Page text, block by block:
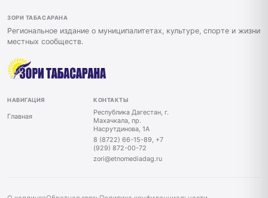
ЗОРИ ТАБАСАРАНА
Региональное издание о муниципалитетах, культуре, спорте и жизни
местных сообществ.
НАВИГАЦИЯ
Главная
КОНТАКТЫ
Республика Дагестан, г.
Махачкала, пр.
Насрутдинова, 1А
8 (8722) 66-15-89, +7
(929) 872-00-72
zori@etnomediadag.ru